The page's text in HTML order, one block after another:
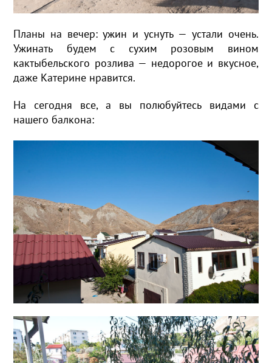
Планы на вечер: ужин и уснуть — устали очень.
Ужинать будем с сухим розовым вином
кактыбельского розлива — недорогое и вкусное,
даже Катерине нравится.
На сегодня все, а вы полюбуйтесь видами с
нашего балкона: